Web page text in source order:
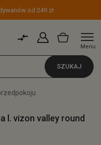
od 249 zł
Menu
SZUKAJ
l. vizon valley round